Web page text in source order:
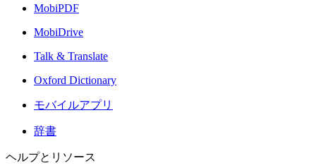
MobiPDF
MobiDrive
Talk & Translate
Oxford Dictionary
モバイルアプリ
辞書
ヘルプとリソース